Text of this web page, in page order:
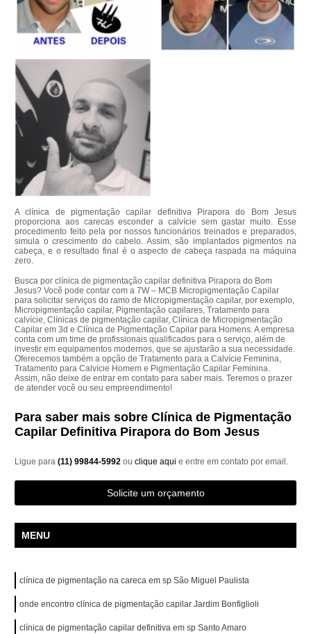
A clínica de pigmentação capilar definitiva Pirapora do Bom Jesus
proporciona aos carecas esconder a calvície sem gastar muito. Esse
procedimento feito pela por nossos funcionários treinados e preparados,
simula o crescimento do cabelo. Assim, são implantados pigmentos na
cabeça, e o resultado final é o aspecto de cabeça raspada na máquina
zero.
Busca por clínica de pigmentação capilar definitiva Pirapora do Bom
Jesus? Você pode contar com a 7W – MCB Micropigmentação Capilar
para solicitar serviços do ramo de Micropigmentação capilar, por exemplo,
Micropigmentação capilar, Pigmentação capilares, Tratamento para
calvície, Clínicas de pigmentação capilar, Clínica de Micropigmentação
Capilar em 3d e Clínica de Pigmentação Capilar para Homens. A empresa
conta com um time de profissionais qualificados para o serviço, além de
investir em equipamentos modernos, que se ajustarão a sua necessidade.
Oferecemos também a opção de Tratamento para a Calvície Feminina,
Tratamento para Calvície Homem e Pigmentação Capilar Feminina.
Assim, não deixe de entrar em contato para saber mais. Teremos o prazer
de atender você ou seu empreendimento!
Para saber mais sobre Clínica de Pigmentação
Capilar Definitiva Pirapora do Bom Jesus
Ligue para(11) 99844-5992ouclique aqui e entre em contato por email.
Solicite um orçamento
MENU
clínica de pigmentação na careca em sp São Miguel Paulista
onde encontro clínica de pigmentação capilar Jardim Bonfiglioli
clínica de pigmentação capilar definitiva em sp Santo Amaro